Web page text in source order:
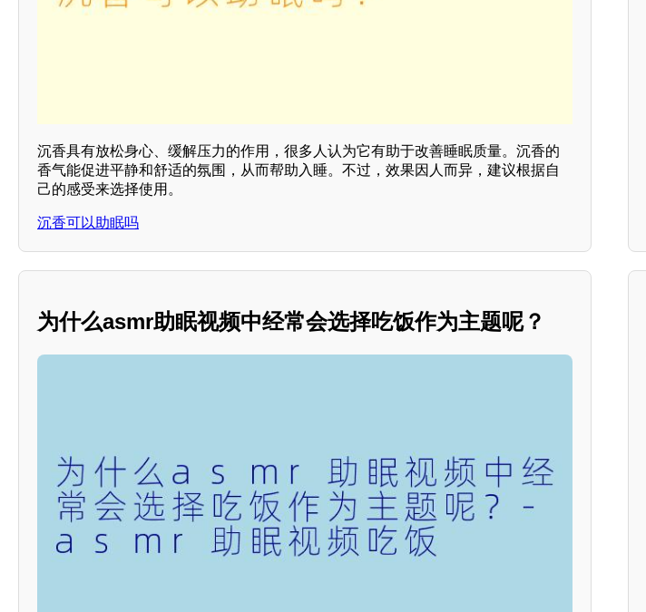
沉香具有放松身心、缓解压力的作用，很多人认为它有助于改善睡眠质量。沉香的
香气能促进平静和舒适的氛围，从而帮助入睡。不过，效果因人而异，建议根据自
己的感受来选择使用。
沉香可以助眠吗
为什么asmr助眠视频中经常会选择吃饭作为主题呢？